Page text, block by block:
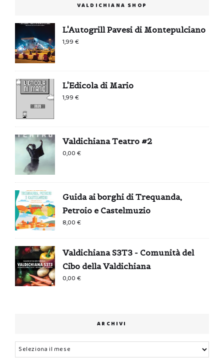
VALDICHIANA SHOP
L'Autogrill Pavesi di Montepulciano
1,99€
L'Edicola di Mario
1,99€
Valdichiana Teatro #2
0,00€
Guida ai borghi di Trequanda,
Petroio e Castelmuzio
8,00€
Valdichiana S3T3 - Comunità del
Cibo della Valdichiana
0,00€
ARCHIVI
Archivi